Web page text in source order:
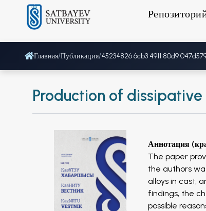
Главная/Публикация/45234826 6cb3 4911 80d9
Production of
Аннотация
The paper
the authors
alloys in cast,
findings, the
possible